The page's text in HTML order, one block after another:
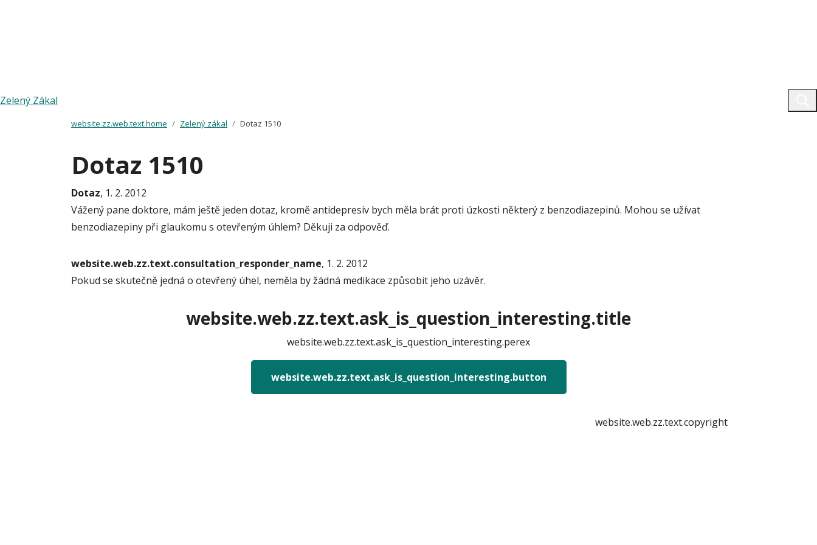
Zelený Zákal
website.zz.web.text.home Zelený zákal Dotaz 1510
Dotaz 1510
Dotaz, 1. 2. 2012
Vážený pane doktore, mám ještě jeden dotaz, kromě antidepresiv bych měla brát proti úzkosti některý z benzodiazepinů. Mohou se užívat
benzodiazepiny při glaukomu s otevřeným úhlem? Děkuji za odpověď.
website.web.zz.text.consultation_responder_name, 1. 2. 2012
Pokud se skutečně jedná o otevřený úhel, neměla by žádná medikace způsobit jeho uzávěr.
website.web.zz.text.ask_is_question_interesting.title
website.web.zz.text.ask_is_question_interesting.perex
website.web.zz.text.ask_is_question_interesting.button
website.web.zz.text.copyright